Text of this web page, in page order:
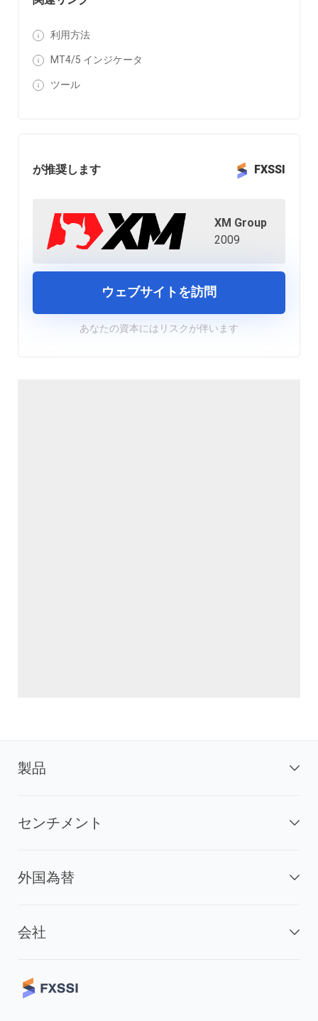
利用方法
MT4/5 インジケータ
ツール
が推奨します FXSSI
XM Group
2009
ウェブサイトを訪問
あなたの資本にはリスクが伴います
製品
センチメント
外国為替
会社